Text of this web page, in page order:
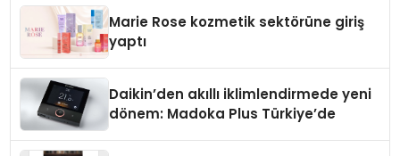
Marie Rose kozmetik sektörüne giriş
yaptı
Daikin’den akıllı iklimlendirmede yeni
dönem: Madoka Plus Türkiye’de